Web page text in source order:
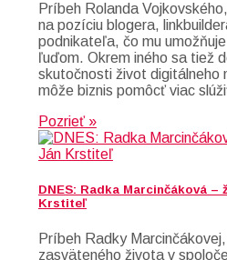
Príbeh Rolanda
na pozíciu blogera,
podnikateľa, čo mu
ľuďom. Okrem iného sa tiež
skutočnosti život digitálneho
môže biznis pomôcť viac
Pozrieť »
DNES: Radka Marcinčáková –
Krstiteľ
Príbeh Radky
zasväteného života v